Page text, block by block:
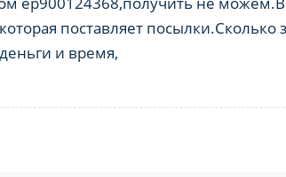
поставляет посылки.Сколько
и время,